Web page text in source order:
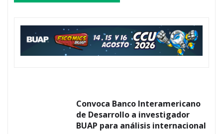
Convoca Banco Interamericano
de Desarrollo a investigador
BUAP para análisis internacional